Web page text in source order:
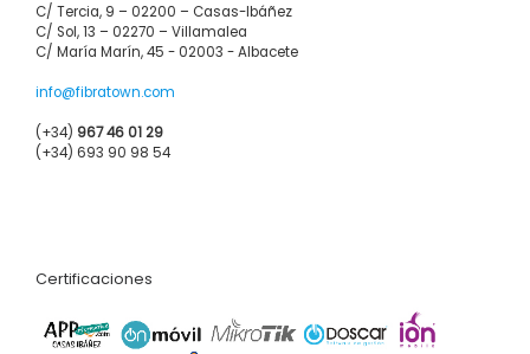
C/ Tercia, 9 – 02200 – Casas-Ibáñez
C/ Sol, 13 – 02270 – Villamalea
C/ María Marín, 45 - 02003 - Albacete
info@fibratown.com
(+34) 967 46 01 29
(+34) 693 90 98 54
Certificaciones